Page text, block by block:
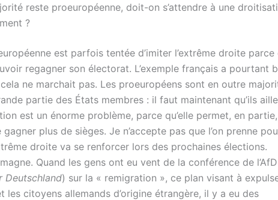
reste proeuropéenne, doit-on s’attendre à une
?
est parfois tentée d’imiter l’extrême droite parce
regagner son électorat. L’exemple français a pourtant
ne marchait pas. Les proeuropéens sont en outre
partie des États membres : il faut maintenant qu’ils
est un énorme problème, parce qu’elle permet, en
plus de sièges. Je n’accepte pas que l’on prenne
droite va se renforcer lors des prochaines élections.
Quand les gens ont eu vent de la conférence de l’AfD
Deutschland) sur la « remigration », ce plan visant à
les citoyens allemands d’origine étrangère, il y a eu des